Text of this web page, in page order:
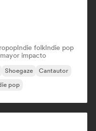
Indie folkIndie pop
impacto
Shoegaze
Cantautor
pop